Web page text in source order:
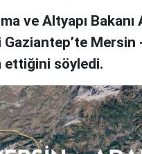
ve Altyapı
Mersin
ettiğini söyledi.